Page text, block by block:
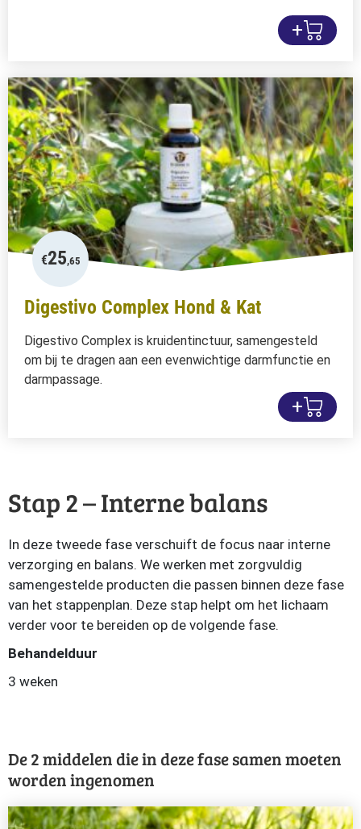
+
€25,65
Digestivo Complex Hond & Kat
Digestivo Complex is kruidentinctuur, samengesteld
om bij te dragen aan een evenwichtige darmfunctie en
darmpassage.
+
Stap 2 – Interne balans
In deze tweede fase verschuift de focus naar interne
verzorging en balans. We werken met zorgvuldig
samengestelde producten die passen binnen deze fase
van het stappenplan. Deze stap helpt om het lichaam
verder voor te bereiden op de volgende fase.
Behandelduur
3 weken
De 2 middelen die in deze fase samen moeten
worden ingenomen